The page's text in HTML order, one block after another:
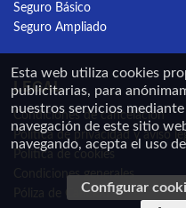
Seguro Básico
Seguro Ampliado
LEGAL
Condiciones de cancelación
Política de privacidad y aviso
Política de cookies
Condiciones generales
Póliza de Caución
Esta web utiliza cookies
publicitarias, para
nuestros servicios
navegación de este sitio
navegando, acepta el uso
Configurar